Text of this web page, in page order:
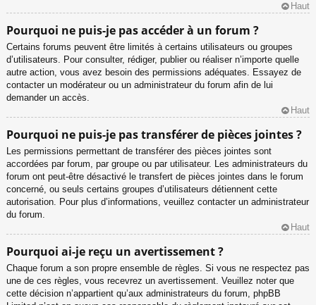
Haut
Pourquoi ne puis-je pas accéder à un forum ?
Certains forums peuvent être limités à certains utilisateurs ou groupes
d’utilisateurs. Pour consulter, rédiger, publier ou réaliser n’importe quelle
autre action, vous avez besoin des permissions adéquates. Essayez de
contacter un modérateur ou un administrateur du forum afin de lui
demander un accès.
Haut
Pourquoi ne puis-je pas transférer de pièces jointes ?
Les permissions permettant de transférer des pièces jointes sont
accordées par forum, par groupe ou par utilisateur. Les administrateurs du
forum ont peut-être désactivé le transfert de pièces jointes dans le forum
concerné, ou seuls certains groupes d’utilisateurs détiennent cette
autorisation. Pour plus d’informations, veuillez contacter un administrateur
du forum.
Haut
Pourquoi ai-je reçu un avertissement ?
Chaque forum a son propre ensemble de règles. Si vous ne respectez pas
une de ces règles, vous recevrez un avertissement. Veuillez noter que
cette décision n’appartient qu’aux administrateurs du forum, phpBB